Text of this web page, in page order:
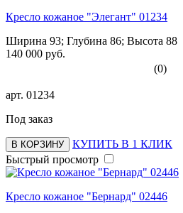
Кресло кожаное "Элегант" 01234
Ширина 93; Глубина 86; Высота 88
140 000 руб.
(0)
арт. 01234
Под заказ
В КОРЗИНУ
КУПИТЬ В 1 КЛИК
Быстрый просмотр
Кресло кожаное "Бернард" 02446